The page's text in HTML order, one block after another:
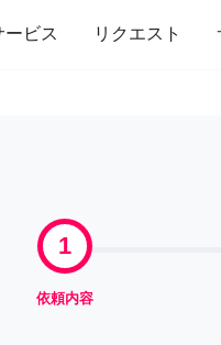
ービス リクエスト
事 引っ越し イン
1
依頼内容